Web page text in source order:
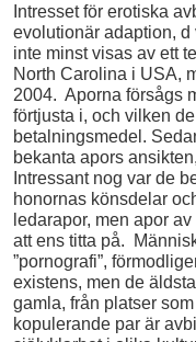
Intresset för erotiska
evolutionär adaption,
inte minst visas av ett
North Carolina i USA,
2004. Aporna försågs
förtjusta i, och vilken
betalningsmedel.
bekanta apors
Intressant nog var de
honornas könsdelar
ledarapor, men apor
att ens titta på.
”pornografi”,
existens, men de
gamla, från platser
kopulerande par är